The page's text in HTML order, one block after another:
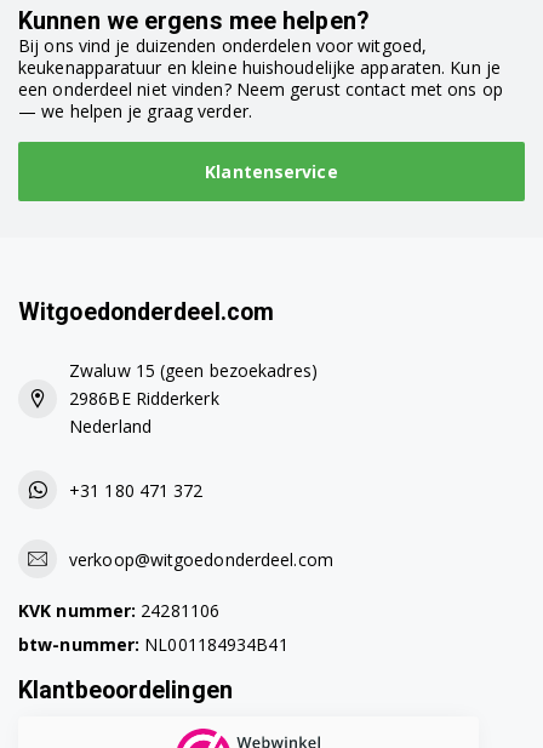
Siemens TE613501DE/09
Siemens TE615209RW/09
Siemens TE617503DE/07
Siemens TE617503DE/09
Siemens TE651209GB/11
Siemens TE651209GB/12
Kunnen we ergens mee helpen?
Bij ons vind je duizenden onderdelen voor witgoed,
keukenapparatuur en kleine huishoudelijke apparaten. Kun je
een onderdeel niet vinden? Neem gerust contact met ons op
— we helpen je graag verder.
Klantenservice
Witgoedonderdeel.com
Zwaluw 15 (geen bezoekadres)
2986BE Ridderkerk
Nederland
+31 180 471 372
verkoop@witgoedonderdeel.com
KVK nummer: 24281106
btw-nummer: NL001184934B41
Klantbeoordelingen